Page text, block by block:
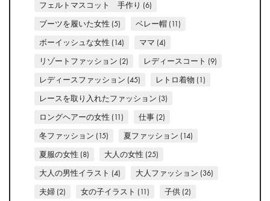
フェルトマスコット 手作り (6)
ブーツを履いた女性 (5) ベレー帽 (11)
ボーイッシュな女性 (14) ママ (4)
リゾートファッション (2) レディースコート (9)
レディースファッション (45) レトロ着物 (1)
レースを取り入れたファッション (3)
ロングヘアーの女性 (11) 仕事 (2)
冬ファッション (15) 夏ファッション (14)
夏服の女性 (8) 大人の女性 (25)
大人の男性イラスト (4) 大人ファッション (36)
夫婦 (2) 女の子イラスト (11) 子供 (2)